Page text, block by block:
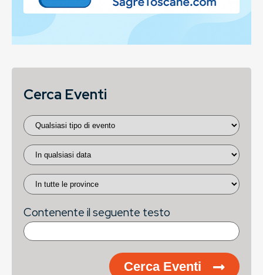
Cerca Eventi
Contenente il seguente testo
Cerca Eventi